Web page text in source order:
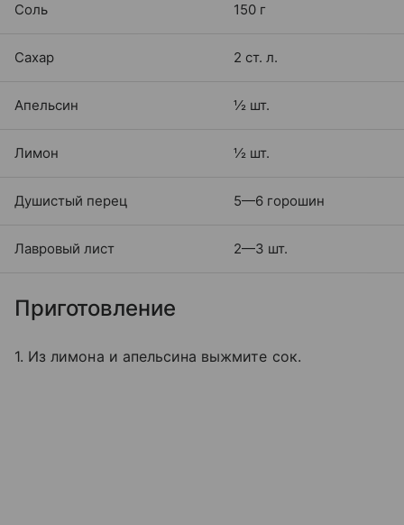
Соль 150 г
Сахар 2 ст. л.
Апельсин ½ шт.
Лимон ½ шт.
Душистый перец 5—6 горошин
Лавровый лист 2—3 шт.
Приготовление
1. Из лимона и апельсина выжмите сок.